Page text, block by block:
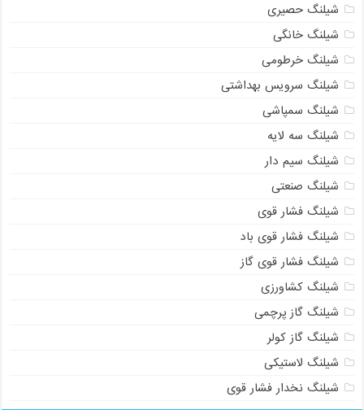
شیلنگ حصیری
شیلنگ خانگی
شیلنگ خرطومی
شیلنگ سرویس بهداشتی
شیلنگ سمپاشی
شیلنگ سه لایه
شیلنگ سیم دار
شیلنگ صنعتی
شیلنگ فشار قوی
شیلنگ فشار قوی باد
شیلنگ فشار قوی گاز
شیلنگ کشاورزی
شیلنگ گاز پرچمی
شیلنگ گاز کولر
شیلنگ لاستیکی
شیلنگ نخدار فشار قوی